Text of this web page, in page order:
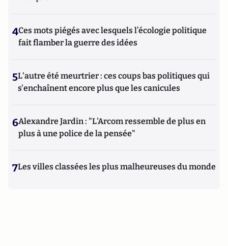
4Ces mots piégés avec lesquels l’écologie politique
fait flamber la guerre des idées
5L'autre été meurtrier : ces coups bas politiques qui
s'enchaînent encore plus que les canicules
6Alexandre Jardin : "L'Arcom ressemble de plus en
plus à une police de la pensée"
7Les villes classées les plus malheureuses du monde